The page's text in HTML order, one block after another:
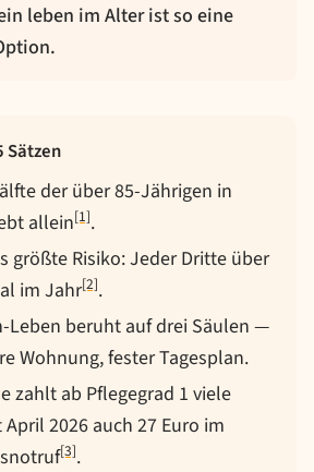
leben im Alter ist so eine
Sätzen
der über 85-Jährigen in
allein[1].
größte Risiko: Jeder Dritte über
im Jahr[2].
Leben beruht auf drei Säulen —
Wohnung, fester Tagesplan.
zahlt ab Pflegegrad 1 viele
2026 auch 27 Euro im
[3].